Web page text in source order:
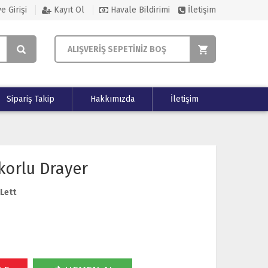
Girişi Kayıt Ol Havale Bildirimi İletişim
ALIŞVERİŞ SEPETİNİZ BOŞ
Sipariş Takip Hakkımızda İletişim
Drayer
Lett